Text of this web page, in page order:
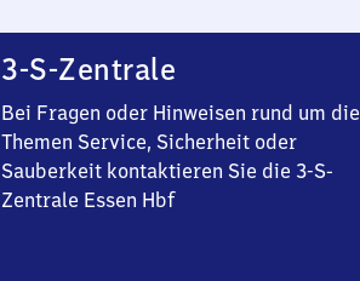
3-S-Zentrale
Bei Fragen oder Hinweisen rund um die
Themen Service, Sicherheit oder
Sauberkeit kontaktieren Sie die 3-S-
Zentrale Essen Hbf